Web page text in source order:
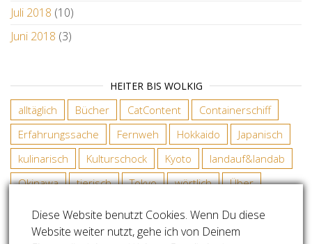
Juli 2018 (10)
Juni 2018 (3)
HEITER BIS WOLKIG
alltäglich Bücher CatContent
Containerschiff
Erfahrungssache
Fernweh Hokkaido
Japanisch
kulinarisch
Kulturschock Kyoto
landauf&landab
Okinawa
tierisch Tokyo wörtlich Über
COPYRIGHT SABINE RADDATZ
Diese Website benutzt Cookies. Wenn Du diese
Website weiter nutzt, gehe ich von Deinem